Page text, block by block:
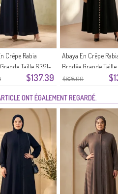
$137.39
Crêpe Rabia
Taille 6391-
$628.00
Abaya En Crêpe
Brodée Grande
04 Noir
ONT ÉGALEMENT REGARDÉ.